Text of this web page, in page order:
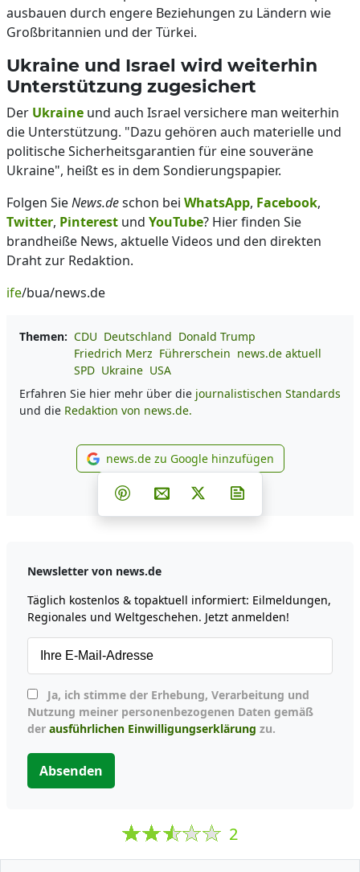
ausbauen durch engere Beziehungen zu Ländern wie
Großbritannien und der Türkei.
Ukraine und Israel wird weiterhin
Unterstützung zugesichert
Der Ukraine und auch Israel versichere man weiterhin
die Unterstützung. "Dazu gehören auch materielle und
politische Sicherheitsgarantien für eine souveräne
Ukraine", heißt es in dem Sondierungspapier.
Folgen SieNews.deschon bei WhatsApp, Facebook,
Twitter, Pinterest und YouTube? Hier finden Sie
brandheiße News, aktuelle Videos und den direkten
Draht zur Redaktion.
ife/bua/news.de
Themen: CDU Deutschland Donald Trump
Friedrich Merz Führerschein news.de aktuell
SPD Ukraine USA
Erfahren Sie hier mehr über die journalistischen Standards
und die Redaktion von news.de.
news.de zu Google
news.de zu Google hinzufügen
Teilen auf Facebook
Teilen auf Whatsapp
Teilen auf Telegram
Teilen auf Pinterest
Per E-Mail teilen
Post auf X
Newsletter von news.de
Täglich kostenlos & topaktuell informiert: Eilmeldungen,
Regionales und Weltgeschehen. Jetzt anmelden!
Nutzung meiner personenbezogenen Daten gemäß
der ausführlichen Einwilligungserklärung zu.
Absenden
2